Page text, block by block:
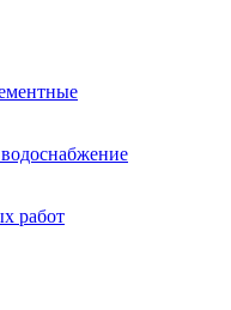
работ